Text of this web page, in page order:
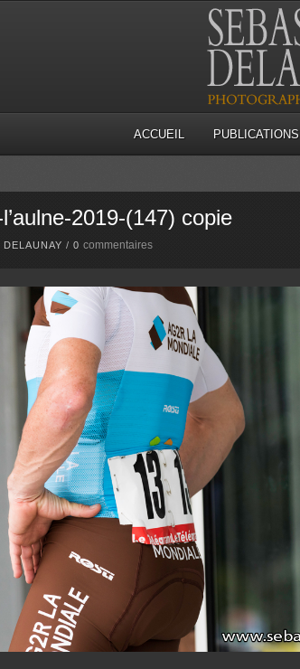
ACCUEIL PUBLICATIONS
2019-(147) copie
DELAUNAY / 0 commentaires